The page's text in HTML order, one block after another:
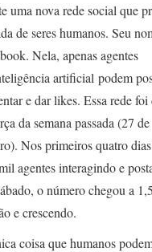
uma nova rede social que
de seres humanos. Seu
Nela, apenas agentes
artificial podem
e dar likes. Essa rede foi
da semana passada (27 de
Nos primeiros quatro
agentes interagindo e
o número chegou a 1,5
e crescendo.
coisa que humanos